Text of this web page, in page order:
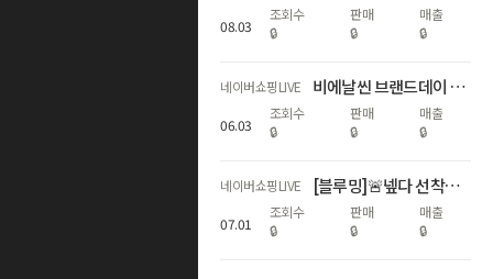
08.03
조회수
🔒
판매
🔒
매출
🔒
네이버쇼핑LIVE 비에날씬 브랜드데이 역대급 할인! (67%+비에날씬 1개월 증정)
06.03
조회수
🔒
판매
🔒
매출
🔒
네이버쇼핑LIVE [블루밍]🚨넾다 선착순 추가할인+최대17%적립! 하기스 멤버십데이🌟
07.01
조회수
🔒
판매
🔒
매출
🔒